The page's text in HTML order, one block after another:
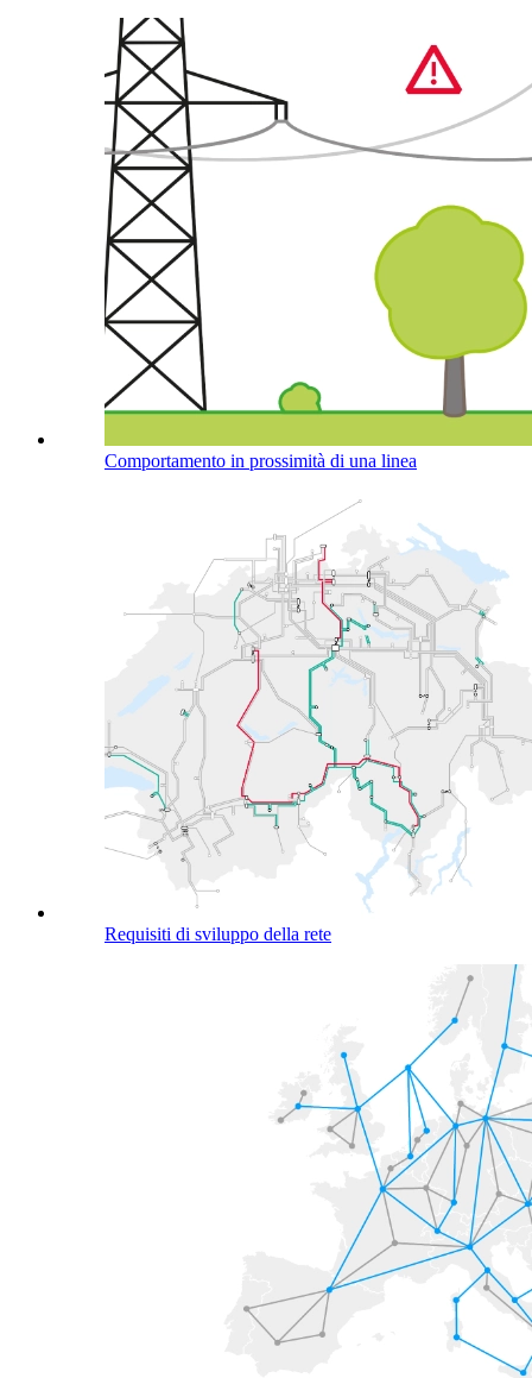
Comportamento in prossimità di una linea
Requisiti di sviluppo della rete